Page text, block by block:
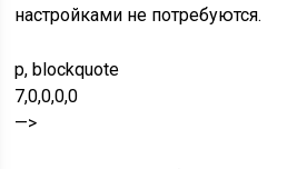
настройками не потребуются.
p, blockquote
7,0,0,0,0
—>